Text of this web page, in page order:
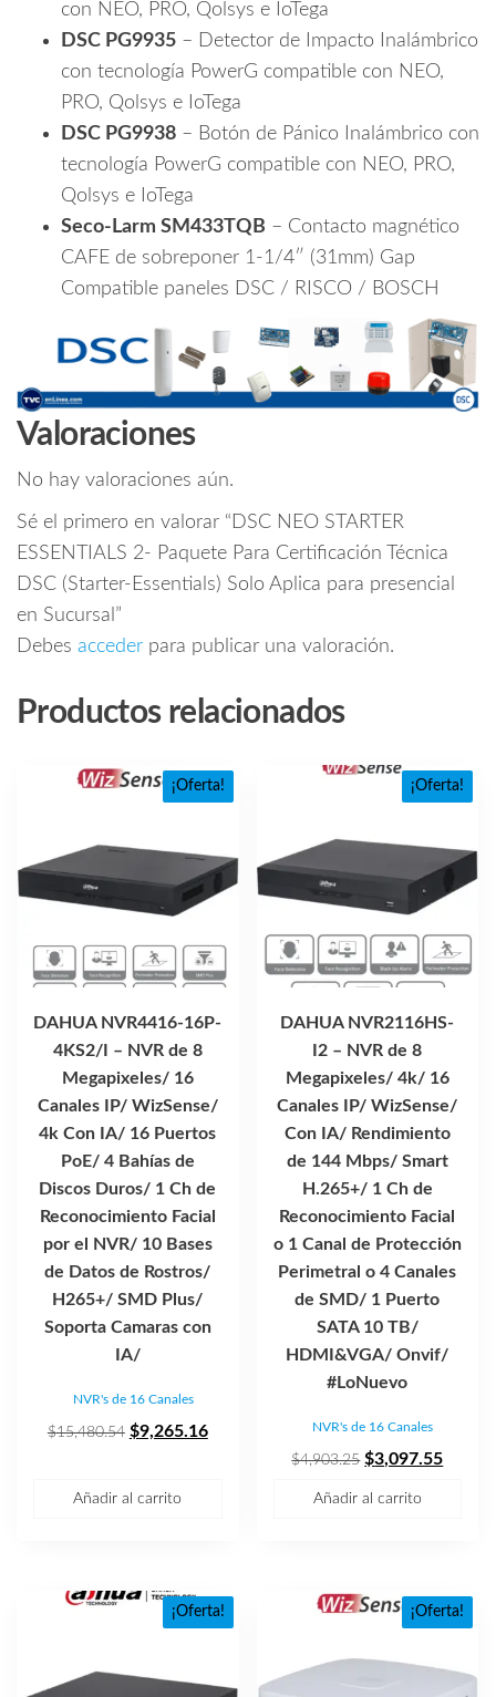
con NEO, PRO, Qolsys e IoTega
DSC PG9935 – Detector de Impacto Inalámbrico
con tecnología PowerG compatible con NEO,
PRO, Qolsys e IoTega
DSC PG9938 – Botón de Pánico Inalámbrico con
tecnología PowerG compatible con NEO, PRO,
Qolsys e IoTega
Seco-Larm SM433TQB – Contacto magnético
CAFE de sobreponer 1-1/4″ (31mm) Gap
Compatible paneles DSC / RISCO / BOSCH
Valoraciones
No hay valoraciones aún.
Sé el primero en valorar “DSC NEO STARTER
ESSENTIALS 2- Paquete Para Certificación Técnica
DSC (Starter-Essentials) Solo Aplica para presencial
en Sucursal”
Debes acceder para publicar una valoración.
Productos relacionados
¡Oferta!
DAHUA NVR4416-16P-
4KS2/I – NVR de 8
Megapixeles/ 16
Canales IP/ WizSense/
4k Con IA/ 16 Puertos
PoE/ 4 Bahías de
Discos Duros/ 1 Ch de
Reconocimiento Facial
por el NVR/ 10 Bases
de Datos de Rostros/
H265+/ SMD Plus/
Soporta Camaras con
IA/
NVR's de 16 Canales
$15,480.54 El
$9,265.16El
Añadir al carrito
¡Oferta!
DAHUA NVR2116HS-
I2 – NVR de 8
Megapixeles/ 4k/ 16
Canales IP/ WizSense/
Con IA/ Rendimiento
de 144 Mbps/ Smart
H.265+/ 1 Ch de
Reconocimiento Facial
o 1 Canal de Protección
Perimetral o 4 Canales
de SMD/ 1 Puerto
SATA 10 TB/
HDMI&VGA/ Onvif/
#LoNuevo
NVR's de 16 Canales
$4,903.25 El
$3,097.55El
Añadir al carrito
¡Oferta! ¡Oferta!